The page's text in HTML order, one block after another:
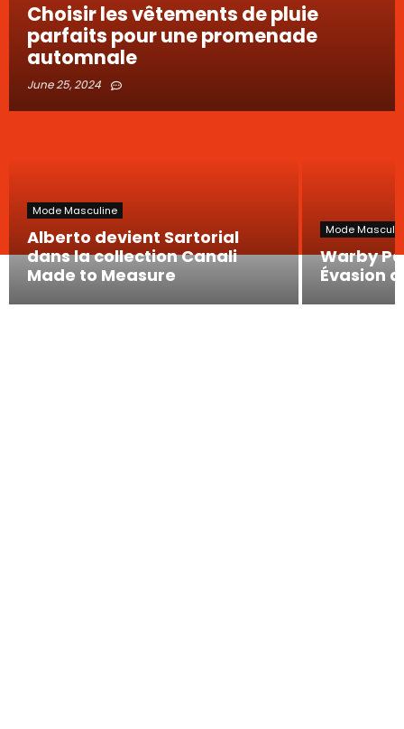
Choisir les vêtements de pluie
parfaits pour une promenade
automnale
June 25, 2024
Mode Masculine
Alberto devient Sartorial
dans la collection Canali
Made to Measure
Mode
Warby
Évasion